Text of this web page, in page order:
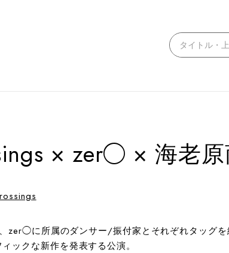
× zer◯ × 海老
zer◯に所属のダンサー/振付家とそれぞれタッグ
ックな新作を発表する公演。